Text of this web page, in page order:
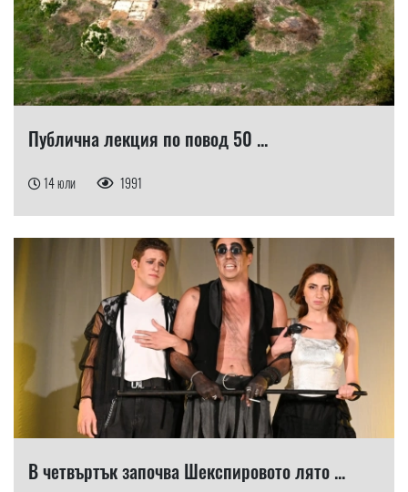
Публична лекция по повод 50 ...
14 юли 1991
В четвъртък започва Шекспировото лято ...